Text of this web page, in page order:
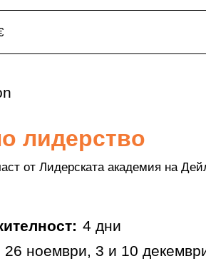
лидерство
от Лидерската академия на
4 дни
26 ноември, 3 и 10